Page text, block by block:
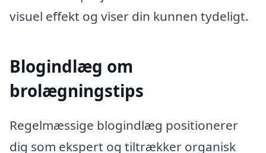
visuel effekt og viser din kunnen tydeligt.
Blogindlæg om
brolægningstips
Regelmæssige blogindlæg positionerer
dig som ekspert og tiltrækker organisk